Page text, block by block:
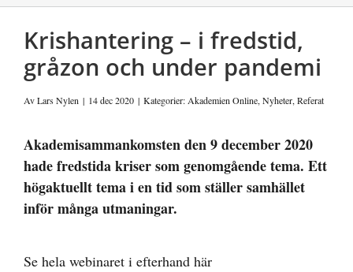
Krishantering – i fredstid,
gråzon och under pandemi
AvLars Nylen | 14 dec 2020 | Kategorier:Akademien Online,Nyheter,Referat
Akademisammankomsten den 9 december 2020
hade fredstida kriser som genomgående tema. Ett
högaktuellt tema i en tid som ställer samhället
inför många utmaningar.
Se hela webinaret i efterhand här